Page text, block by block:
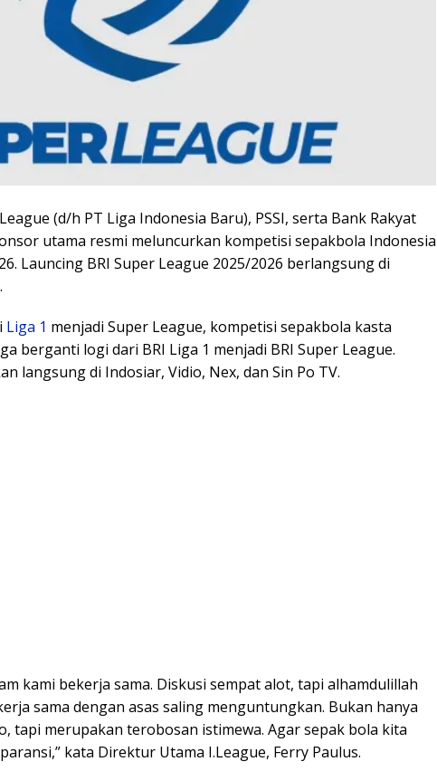
(d/h PT Liga Indonesia Baru), PSSI, serta Bank Rakyat
utama resmi meluncurkan kompetisi sepakbola Indonesia
Launcing BRI Super League 2025/2026 berlangsung di
Liga 1 menjadi Super League, kompetisi sepakbola kasta
berganti logi dari BRI Liga 1 menjadi BRI Super League.
langsung di Indosiar, Vidio, Nex, dan Sin Po TV.
kami bekerja sama. Diskusi sempat alot, tapi alhamdulillah
sama dengan asas saling menguntungkan. Bukan hanya
tapi merupakan terobosan istimewa. Agar sepak bola kita
kata Direktur Utama I.League, Ferry Paulus.